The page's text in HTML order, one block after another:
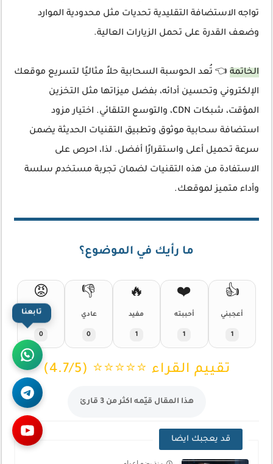
تواجه الاستضافة التقليدية تحديات مثل محدودية الموارد
وضعف القدرة على تحمل الزيارات العالية.
الخاتمة 👈 تُعد الحوسبة السحابية حلاً مثاليًا لتسريع موقعك
الإلكتروني وتحسين أدائه، بفضل ميزاتها مثل التخزين
المؤقت، شبكات CDN، والتوسع التلقائي. اختيار مزود
استضافة سحابية موثوق وتطبيق التقنيات الحديثة يضمن
سرعة تحميل أعلى واستقرارًا أفضل. لذا، احرص على
الاستفادة من هذه التقنيات لضمان تجربة مستخدم سلسة
وأداء متميز لموقعك.
ما رأيك في الموضوع؟
👍
أعجبني
1
❤️
أحببته
1
🔥
مفيد
1
👎
عادي
0
😡
سيء
0
تقييم القراء ⭐⭐⭐⭐⭐ (4.7/5)
هذا المقال قيّمه اكثر من 3 قارئ
قد يعجبك ايضا
تابعنا